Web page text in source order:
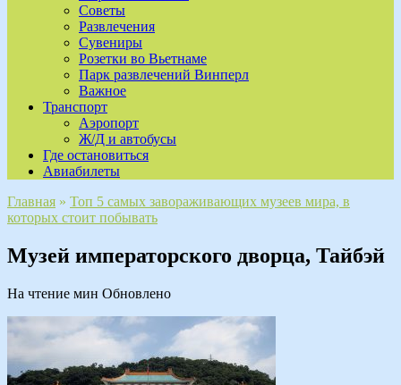
Советы
Развлечения
Сувениры
Розетки во Вьетнаме
Парк развлечений Винперл
Важное
Транспорт
Аэропорт
Ж/Д и автобусы
Где остановиться
Авиабилеты
Главная » Топ 5 самых завораживающих музеев мира, в
которых стоит побывать
Музей императорского дворца, Тайбэй
На чтение мин Обновлено